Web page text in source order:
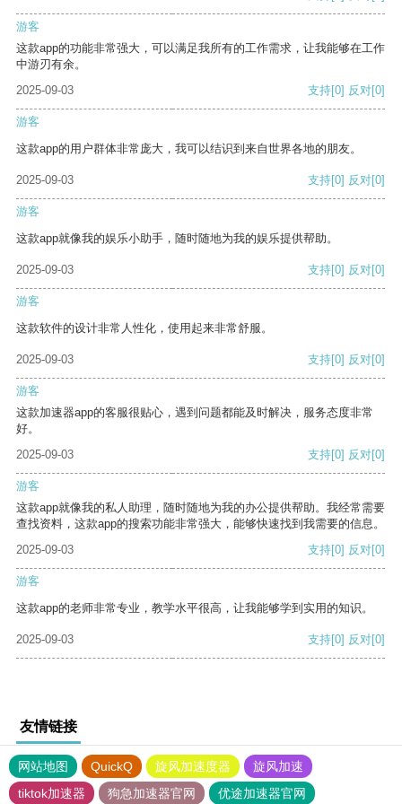
游客
这款app的功能非常强大，可以满足我所有的工作需求，让我能够在工作
中游刃有余。
2025-09-03
支持[0] 反对[0]
游客
这款app的用户群体非常庞大，我可以结识到来自世界各地的朋友。
2025-09-03 支持[0] 反对[0]
游客
这款app就像我的娱乐小助手，随时随地为我的娱乐提供帮助。
2025-09-03 支持[0] 反对[0]
游客
这款软件的设计非常人性化，使用起来非常舒服。
2025-09-03 支持[0] 反对[0]
游客
这款加速器app的客服很贴心，遇到问题都能及时解决，服务态度非常
好。
2025-09-03
支持[0] 反对[0]
游客
这款app就像我的私人助理，随时随地为我的办公提供帮助。我经常需要
查找资料，这款app的搜索功能非常强大，能够快速找到我需要的信息。
2025-09-03
支持[0] 反对[0]
游客
这款app的老师非常专业，教学水平很高，让我能够学到实用的知识。
2025-09-03 支持[0] 反对[0]
友情链接
网站地图 QuickQ 旋风加速度器
旋风加速
tiktok加速器
狗急加速器官网 优途加速器官网